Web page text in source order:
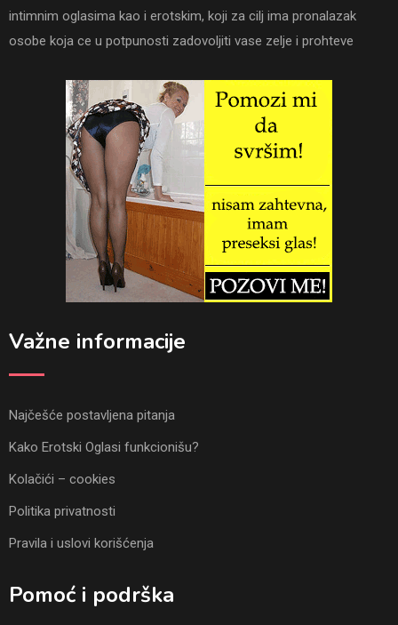
intimnim oglasima kao i erotskim, koji za cilj ima pronalazak
osobe koja ce u potpunosti zadovoljiti vase zelje i prohteve
Važne informacije
Najčešće postavljena pitanja
Kako Erotski Oglasi funkcionišu?
Kolačići – cookies
Politika privatnosti
Pravila i uslovi korišćenja
Pomoć i podrška